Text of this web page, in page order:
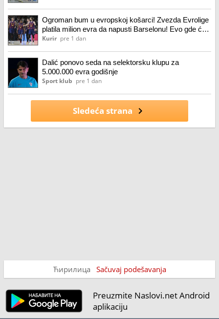
Ogroman bum u evropskoj košarci! Zvezda Evrolige
platila milion evra da napusti Barselonu! Evo gde će
nastaviti karijeru
Kurir pre 1 dan
Dalić ponovo seda na selektorsku klupu za
5.000.000 evra godišnje
Sport klub pre 1 dan
Sledeća strana
Ћирилица Sačuvaj podešavanja
Preuzmite Naslovi.net Android
aplikaciju